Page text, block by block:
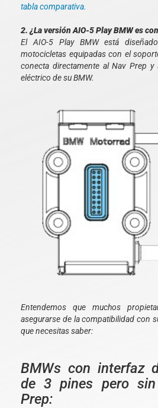
tabla comparativa.
2. ¿La versión AIO-5 Play BMW es
El AIO-5 Play BMW está
motocicletas equipadas con el
conecta directamente al Nav Prep y
eléctrico de su BMW.
Entendemos que muchos
asegurarse de la compatibilidad con
que necesitas saber:
BMWs con interfaz
de 3 pines pero
Prep: